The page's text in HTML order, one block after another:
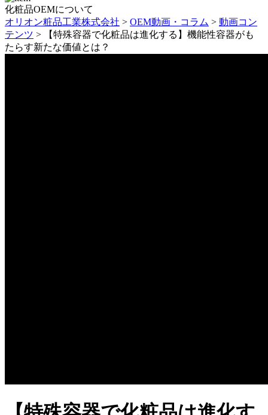
化粧品OEMについて
オリオン粧品工業株式会社 > OEM動画・コラム > 動画コン
テンツ >
【特殊容器で化粧品は進化する】機能性容器がも
たらす新たな価値とは？